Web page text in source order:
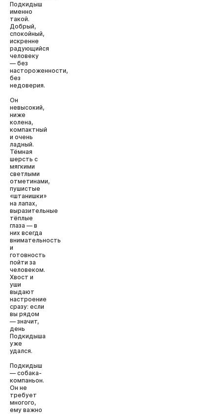
Подкидыш
именно
такой.
Добрый,
спокойный,
искренне
радующийся
человеку
— без
настороженности,
без
недоверия.
Он
невысокий,
ниже
колена,
компактный
и очень
ладный.
Тёмная
шерсть с
мягкими
светлыми
отметинами,
пушистые
«штанишки»
на лапах,
выразительные
тёплые
глаза — в
них всегда
внимательность
и
готовность
пойти за
человеком.
Хвост и
уши
выдают
настроение
сразу: если
вы рядом
— значит,
день
Подкидыша
уже
удался.
Подкидыш
— собака-
компаньон.
Он не
требует
многого,
ему важно